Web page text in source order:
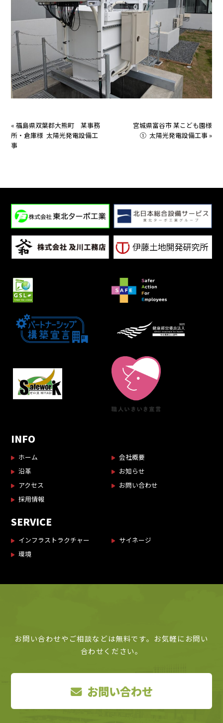
«福島県双葉郡大熊町 某事務
所・倉庫様 太陽光発電設備工
事
宮城県富谷市 某こども園様
① 太陽光発電設備工事»
INFO
ホーム
会社概要
沿革
お知らせ
アクセス
お問い合わせ
採用情報
SERVICE
インフラストラクチャー
サイネージ
環境
お問い合わせやご相談などは無料です。お気軽にお問い
合わせください。
お問い合わせ